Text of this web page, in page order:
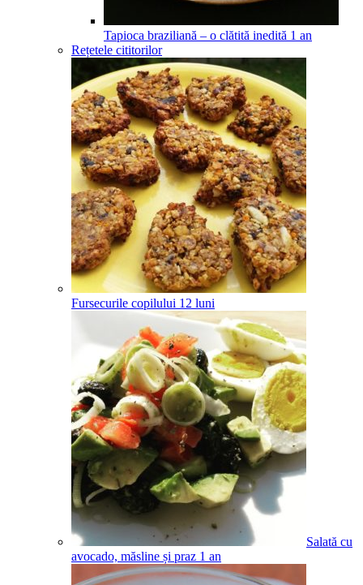
Tapioca braziliană – o clătită inedită 1 an
Rețetele cititorilor
Fursecurile copilului 12 luni
Salată cu
avocado, măsline și praz 1 an